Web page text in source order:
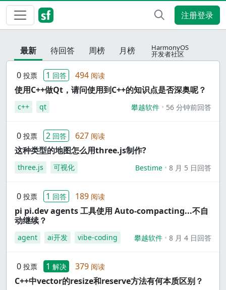
注册登录
最新 待回答 周榜 月榜 HarmonyOS
开发者社区
0 投票 1 回答 494 阅读
使用C++做Qt，请问使用到C++的知识点是否深奥呢？
c++ qt 攀越软件 56 分钟前回答
0 投票 2 回答 627 阅读
这种类型的地图怎么用three.js制作?
three.js 可视化 Bestime 8 月 5 日回答
0 投票 1 回答 189 阅读
pi pi.dev agents 工具使用 Auto-compacting...不自
动继续？
agent ai开发 vibe-coding 攀越软件 8 月 4 日回答
0 投票 1 解决 379 阅读
C++中vector的resize和reserve方法有何本质区别？